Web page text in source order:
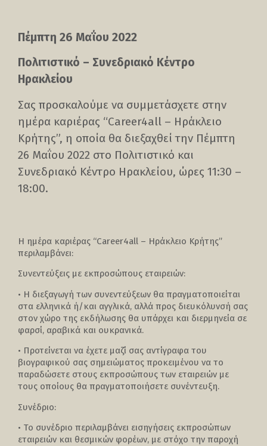
Πέμπτη 26 Μαΐου 2022
Πολιτιστικό – Συνεδριακό Κέντρο
Ηρακλείου
Σας προσκαλούμε να συμμετάσχετε στην
ημέρα καριέρας “Career4all – Ηράκλειο
Κρήτης”, η οποία θα διεξαχθεί την Πέμπτη
26 Μαΐου 2022 στο Πολιτιστικό και
Συνεδριακό Κέντρο Ηρακλείου, ώρες 11:30 –
18:00.
Η ημέρα καριέρας “Career4all – Ηράκλειο Κρήτης”
περιλαμβάνει:
Συνεντεύξεις με εκπροσώπους εταιρειών:
• Η διεξαγωγή των συνεντεύξεων θα πραγματοποιείται
στα ελληνικά ή/και αγγλικά, αλλά προς διευκόλυνσή σας
στον χώρο της εκδήλωσης θα υπάρχει και διερμηνεία σε
φαρσί, αραβικά και ουκρανικά.
• Προτείνεται να έχετε μαζί σας αντίγραφα του
βιογραφικού σας σημειώματος προκειμένου να το
παραδώσετε στους εκπροσώπους των εταιρειών με
τους οποίους θα πραγματοποιήσετε συνέντευξη.
Συνέδριο:
• Το συνέδριο περιλαμβάνει εισηγήσεις εκπροσώπων
εταιρειών και θεσμικών φορέων, με στόχο την παροχή